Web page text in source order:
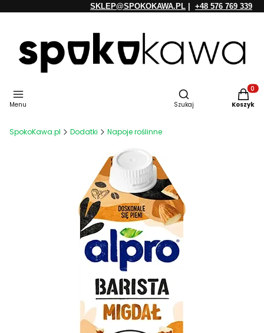
SKLEP@SPOKOKAWA.PL +48 576 769 339
Menu
Otwórz wyszukiwarkę
Szukaj Koszyk
SpokoKawa.pl Dodatki Napoje roślinne